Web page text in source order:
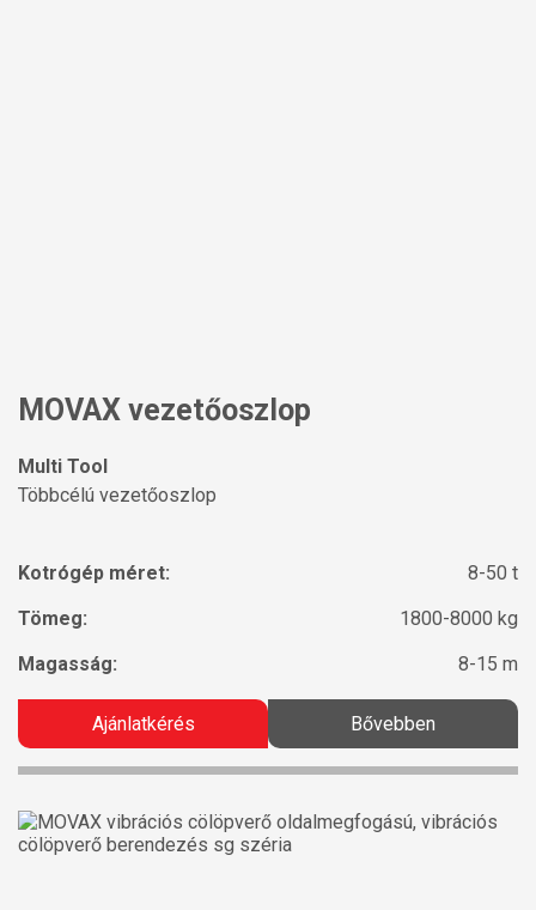
MOVAX vezetőoszlop
Multi Tool
Többcélú vezetőoszlop
Kotrógép méret:
8-50 t
Tömeg:
1800-8000 kg
Magasság:
8-15 m
Ajánlatkérés Bővebben